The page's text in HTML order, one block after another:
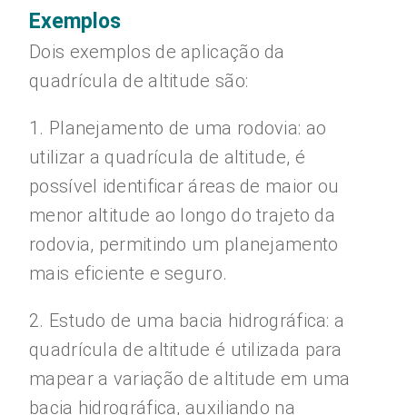
Exemplos
Dois exemplos de aplicação da
quadrícula de altitude são:
1. Planejamento de uma rodovia: ao
utilizar a quadrícula de altitude, é
possível identificar áreas de maior ou
menor altitude ao longo do trajeto da
rodovia, permitindo um planejamento
mais eficiente e seguro.
2. Estudo de uma bacia hidrográfica: a
quadrícula de altitude é utilizada para
mapear a variação de altitude em uma
bacia hidrográfica, auxiliando na